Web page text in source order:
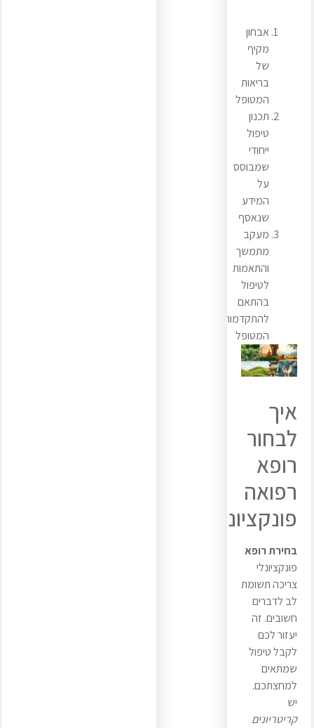
אבחון
מקיף
של
בריאות
המטופל
תכנון
טיפול
ייחודי
שמבוסס
על
המידע
שנאסף
מעקב
מתמשך
והתאמות
לטיפול
בהתאם
להתקדמות
המטופל
איך
לבחור
רופא
רפואה
פונקציונלית
בחירת רופא
פונקציונלי
צריכה תשומת
לב לדברים
חשובים. זה
יעזור לכם
לקבל טיפול
שמתאים
למחצתכם.
יש
קריטריונים